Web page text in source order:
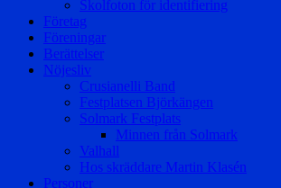
Skolfoton för identifiering
Företag
Föreningar
Berättelser
Nöjesliv
Crusianelli Band
Festplatsen Björkängen
Solmark Festplats
Minnen från Solmark
Valhall
Hos skräddare Martin Klasén
Personer